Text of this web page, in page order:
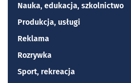
Nauka, edukacja, szkolnictwo
Produkcja, usługi
Reklama
Rozrywka
Sport, rekreacja